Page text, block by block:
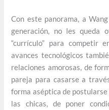
Con este panorama, a
generación, no les queda
“currículo” para competir
avances tecnológicos
relaciones amorosas, de
pareja para casarse a
forma aséptica de postularse
las chicas, de poner